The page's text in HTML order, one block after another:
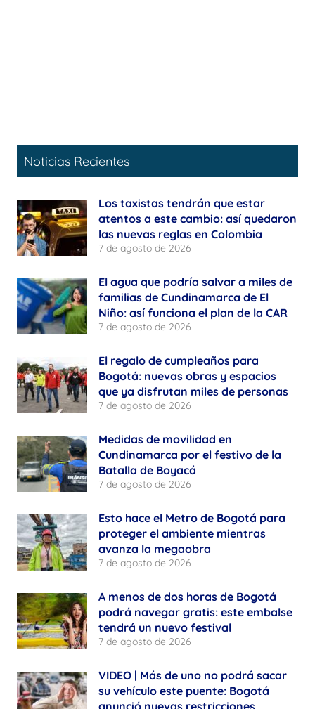
Noticias Recientes
Los taxistas tendrán que estar
atentos a este cambio: así quedaron
las nuevas reglas en Colombia
7 de agosto de 2026
El agua que podría salvar a miles de
familias de Cundinamarca de El
Niño: así funciona el plan de la CAR
7 de agosto de 2026
El regalo de cumpleaños para
Bogotá: nuevas obras y espacios
que ya disfrutan miles de personas
7 de agosto de 2026
Medidas de movilidad en
Cundinamarca por el festivo de la
Batalla de Boyacá
7 de agosto de 2026
Esto hace el Metro de Bogotá para
proteger el ambiente mientras
avanza la megaobra
7 de agosto de 2026
A menos de dos horas de Bogotá
podrá navegar gratis: este embalse
tendrá un nuevo festival
7 de agosto de 2026
VIDEO | Más de uno no podrá sacar
su vehículo este puente: Bogotá
anunció nuevas restricciones